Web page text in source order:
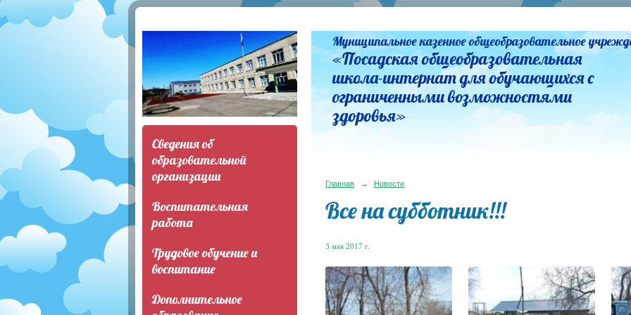
Сведения об
образовательной
организации
Воспитательная
работа
Трудовое обучение и
воспитание
Дополнительное
Муниципальное казенное общеобразовательное
«Посадская общеобразовательная
школа-интернат для обучающихся с
ограниченными возможностями
здоровья»
Главная → Новости
Все на субботник!!!
3 мая 2017 г.